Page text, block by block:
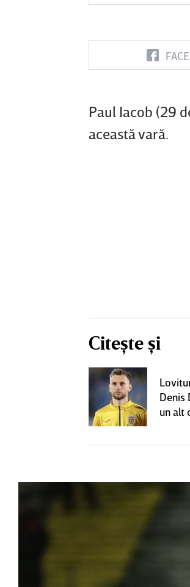
Paul Iacob (29
această vară.
Citește și
Denis
un alt
FC Botoşani
Vs
Corvinul
Hunedoara